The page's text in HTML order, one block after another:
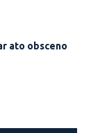
ato obsceno